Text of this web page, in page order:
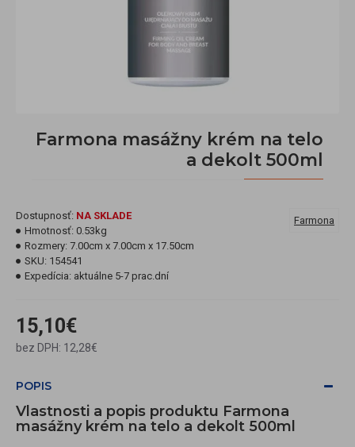
Farmona masážny krém na telo
a dekolt 500ml
15,10€
bez DPH: 12,28€
Dostupnosť: NA SKLADE
Hmotnosť: 0.53kg
Rozmery: 7.00cm x 7.00cm x 17.50cm
SKU: 154541
Expedícia: aktuálne 5-7 prac.dní
Farmona
POPIS
Vlastnosti a popis produktu Farmona
masážny krém na telo a dekolt 500ml